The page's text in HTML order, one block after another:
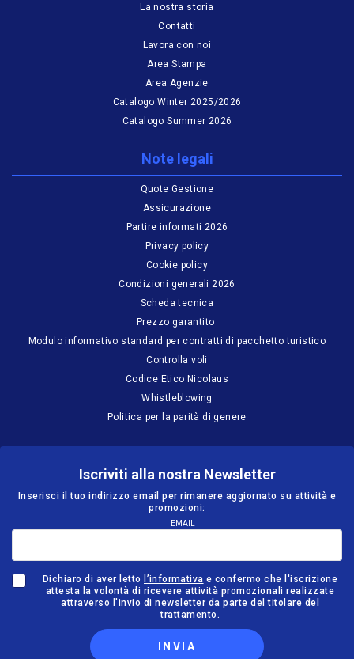
La nostra storia
Contatti
Lavora con noi
Area Stampa
Area Agenzie
Catalogo Winter 2025/2026
Catalogo Summer 2026
Note legali
Quote Gestione
Assicurazione
Partire informati 2026
Privacy policy
Cookie policy
Condizioni generali 2026
Scheda tecnica
Prezzo garantito
Modulo informativo standard per contratti di pacchetto turistico
Controlla voli
Codice Etico Nicolaus
Whistleblowing
Politica per la parità di genere
Iscriviti alla nostra Newsletter
Inserisci il tuo indirizzo email per rimanere aggiornato su attività e
promozioni:
EMAIL
Dichiaro di aver letto l’informativa e confermo che l'iscrizione
attesta la volontà di ricevere attività promozionali realizzate
attraverso l'invio di newsletter da parte del titolare del
trattamento.
INVIA